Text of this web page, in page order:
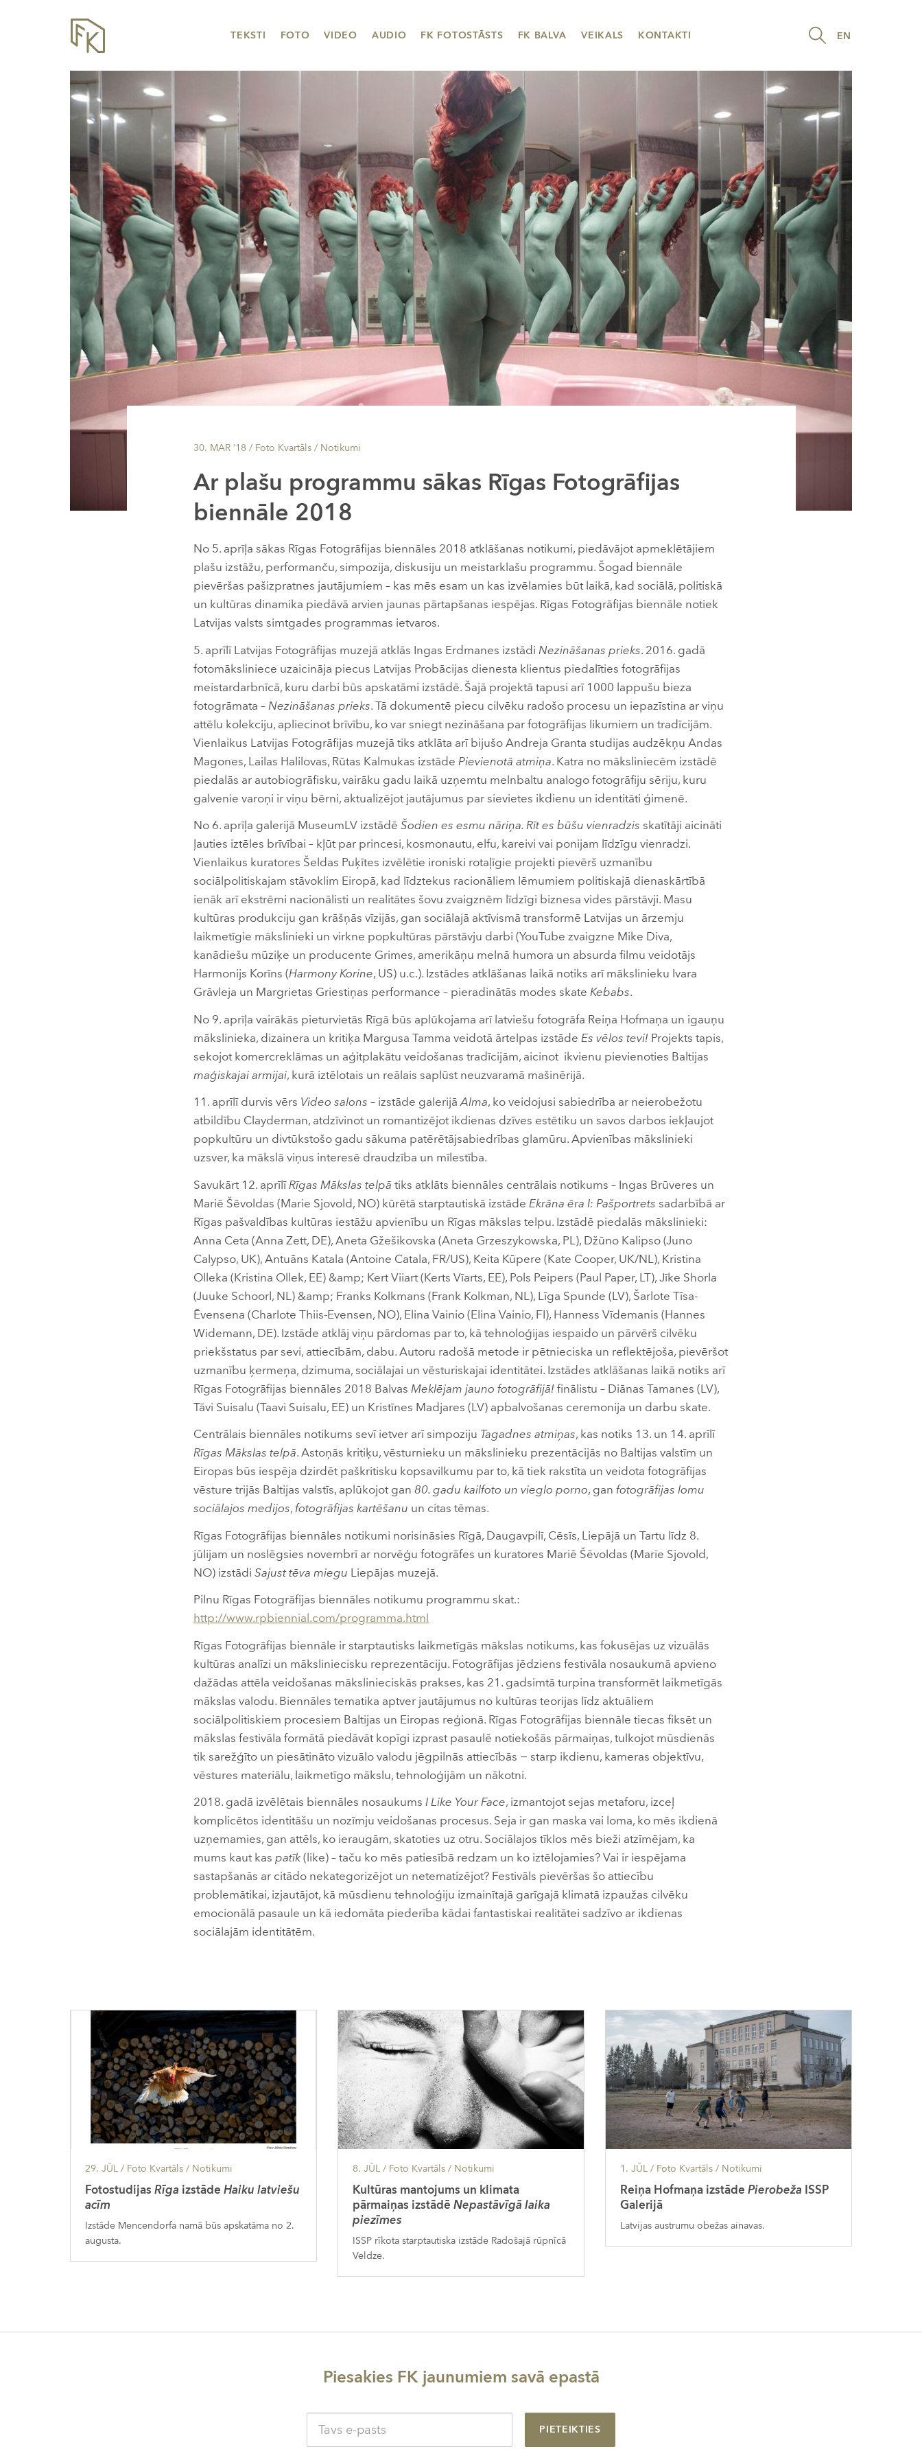
EN
TEKSTI FOTO VIDEO AUDIO FK FOTOSTĀSTS FK BALVA VEIKALS KONTAKTI
30. MAR ’18 / Foto Kvartāls / Notikumi
Ar plašu programmu sākas Rīgas Fotogrāfijas
biennāle 2018
No 5. aprīļa sākas Rīgas Fotogrāfijas biennāles 2018 atklāšanas notikumi, piedāvājot apmeklētājiem
plašu izstāžu, performanču, simpozija, diskusiju un meistarklašu programmu. Šogad biennāle
pievēršas pašizpratnes jautājumiem – kas mēs esam un kas izvēlamies būt laikā, kad sociālā, politiskā
un kultūras dinamika piedāvā arvien jaunas pārtapšanas iespējas. Rīgas Fotogrāfijas biennāle notiek
Latvijas valsts simtgades programmas ietvaros.
5. aprīlī Latvijas Fotogrāfijas muzejā atklās Ingas Erdmanes izstādi Nezināšanas prieks. 2016. gadā
fotomāksliniece uzaicināja piecus Latvijas Probācijas dienesta klientus piedalīties fotogrāfijas
meistardarbnīcā, kuru darbi būs apskatāmi izstādē. Šajā projektā tapusi arī 1000 lappušu bieza
fotogrāmata –Nezināšanas prieks. Tā dokumentē piecu cilvēku radošo procesu un iepazīstina ar viņu
attēlu kolekciju, apliecinot brīvību, ko var sniegt nezināšana par fotogrāfijas likumiem un tradīcijām.
Vienlaikus Latvijas Fotogrāfijas muzejā tiks atklāta arī bijušo Andreja Granta studijas audzēkņu Andas
Magones, Lailas Halilovas, Rūtas Kalmukas izstāde Pievienotā atmiņa. Katra no māksliniecēm izstādē
piedalās ar autobiogrāfisku, vairāku gadu laikā uzņemtu melnbaltu analogo fotogrāfiju sēriju, kuru
galvenie varoņi ir viņu bērni, aktualizējot jautājumus par sievietes ikdienu un identitāti ģimenē.
No 6. aprīļa galerijā MuseumLV izstādē Šodien es esmu nāriņa. Rīt es būšu vienradzis skatītāji aicināti
ļauties iztēles brīvībai – kļūt par princesi, kosmonautu, elfu, kareivi vai ponijam līdzīgu vienradzi.
Vienlaikus kuratores Šeldas Puķītes izvēlētie ironiski rotaļīgie projekti pievērš uzmanību
sociālpolitiskajam stāvoklim Eiropā, kad līdztekus racionāliem lēmumiem politiskajā dienaskārtībā
ienāk arī ekstrēmi nacionālisti un realitātes šovu zvaigznēm līdzīgi biznesa vides pārstāvji. Masu
kultūras produkciju gan krāšņās vīzijās, gan sociālajā aktīvismā transformē Latvijas un ārzemju
laikmetīgie mākslinieki un virkne popkultūras pārstāvju darbi (YouTube zvaigzne Mike Diva,
kanādiešu mūziķe un producente Grimes, amerikāņu melnā humora un absurda filmu veidotājs
Harmonijs Korīns (Harmony Korine, US) u.c.). Izstādes atklāšanas laikā notiks arī mākslinieku Ivara
Grāvleja un Margrietas Griestiņas performance – pieradinātās modes skate Kebabs.
No 9. aprīļa vairākās pieturvietās Rīgā būs aplūkojama arī latviešu fotogrāfa Reiņa Hofmaņa un igauņu
mākslinieka, dizainera un kritiķa Margusa Tamma veidotā ārtelpas izstāde Es vēlos tevi! Projekts tapis,
sekojot komercreklāmas un aģitplakātu veidošanas tradīcijām, aicinot ikvienu pievienoties Baltijas
maģiskajai armijai, kurā iztēlotais un reālais saplūst neuzvaramā mašinērijā.
11. aprīlī durvis vērs Video salons – izstāde galerijāAlma, ko veidojusi sabiedrība ar neierobežotu
atbildību Clayderman, atdzīvinot un romantizējot ikdienas dzīves estētiku un savos darbos iekļaujot
popkultūru un divtūkstošo gadu sākuma patērētājsabiedrības glamūru. Apvienības mākslinieki
uzsver, ka mākslā viņus interesē draudzība un mīlestība.
Savukārt 12. aprīlīRīgas Mākslas telpā tiks atklāts biennāles centrālais notikums – Ingas Brūveres un
Mariē Šēvoldas (Marie Sjovold, NO) kūrētā starptautiskā izstāde Ekrāna ēra I: Pašportrets sadarbībā ar
Rīgas pašvaldības kultūras iestāžu apvienību un Rīgas mākslas telpu. Izstādē piedalās mākslinieki:
Anna Ceta (Anna Zett, DE), Aneta Gžešikovska (Aneta Grzeszykowska, PL), Džūno Kalipso (Juno
Calypso, UK), Antuāns Katala (Antoine Catala, FR/US), Keita Kūpere (Kate Cooper, UK/NL), Kristina
Olleka (Kristina Ollek, EE) &amp; Kert Viiart (Kerts Vīarts, EE), Pols Peipers (Paul Paper, LT), Jīke Shorla
(Juuke Schoorl, NL) &amp; Franks Kolkmans (Frank Kolkman, NL), Līga Spunde (LV), Šarlote Tīsa-
Ēvensena (Charlote Thiis-Evensen, NO), Elina Vainio (Elina Vainio, FI), Hanness Vīdemanis (Hannes
Widemann, DE). Izstāde atklāj viņu pārdomas par to, kā tehnoloģijas iespaido un pārvērš cilvēku
priekšstatus par sevi, attiecībām, dabu. Autoru radošā metode ir pētnieciska un reflektējoša, pievēršot
uzmanību ķermeņa, dzimuma, sociālajai un vēsturiskajai identitātei. Izstādes atklāšanas laikā notiks arī
Rīgas Fotogrāfijas biennāles 2018 Balvas Meklējam jauno fotogrāfijā! finālistu – Diānas Tamanes (LV),
Tāvi Suisalu (Taavi Suisalu, EE) un Kristīnes Madjares (LV) apbalvošanas ceremonija un darbu skate.
Centrālais biennāles notikums sevī ietver arī simpoziju Tagadnes atmiņas, kas notiks 13. un 14. aprīlī
Rīgas Mākslas telpā. Astoņās kritiķu, vēsturnieku un mākslinieku prezentācijās no Baltijas valstīm un
Eiropas būs iespēja dzirdēt paškritisku kopsavilkumu par to, kā tiek rakstīta un veidota fotogrāfijas
vēsture trijās Baltijas valstīs, aplūkojot gan 80. gadu kailfoto un vieglo porno, gan fotogrāfijas lomu
sociālajos medijos,fotogrāfijas kartēšanu un citas tēmas.
Rīgas Fotogrāfijas biennāles notikumi norisināsies Rīgā, Daugavpilī, Cēsīs, Liepājā un Tartu līdz 8.
jūlijam un noslēgsies novembrī ar norvēģu fotogrāfes un kuratores Mariē Šēvoldas (Marie Sjovold,
NO) izstādi Sajust tēva miegu Liepājas muzejā.
Pilnu Rīgas Fotogrāfijas biennāles notikumu programmu skat.:
http://www.rpbiennial.com/programma.html
Rīgas Fotogrāfijas biennāle ir starptautisks laikmetīgās mākslas notikums, kas fokusējas uz vizuālās
kultūras analīzi un māksliniecisku reprezentāciju. Fotogrāfijas jēdziens festivāla nosaukumā apvieno
dažādas attēla veidošanas mākslinieciskās prakses, kas 21. gadsimtā turpina transformēt laikmetīgās
mākslas valodu. Biennāles tematika aptver jautājumus no kultūras teorijas līdz aktuāliem
sociālpolitiskiem procesiem Baltijas un Eiropas reģionā. Rīgas Fotogrāfijas biennāle tiecas fiksēt un
mākslas festivāla formātā piedāvāt kopīgi izprast pasaulē notiekošās pārmaiņas, tulkojot mūsdienās
tik sarežģīto un piesātināto vizuālo valodu jēgpilnās attiecībās − starp ikdienu, kameras objektīvu,
vēstures materiālu, laikmetīgo mākslu, tehnoloģijām un nākotni.
2018. gadā izvēlētais biennāles nosaukums I Like Your Face, izmantojot sejas metaforu, izceļ
komplicētos identitāšu un nozīmju veidošanas procesus. Seja ir gan maska vai loma, ko mēs ikdienā
uzņemamies, gan attēls, ko ieraugām, skatoties uz otru. Sociālajos tīklos mēs bieži atzīmējam, ka
mums kaut kas patīk(like) – taču ko mēs patiesībā redzam un ko iztēlojamies? Vai ir iespējama
sastapšanās ar citādo nekategorizējot un netematizējot? Festivāls pievēršas šo attiecību
problemātikai, izjautājot, kā mūsdienu tehnoloģiju izmainītajā garīgajā klimatā izpaužas cilvēku
emocionālā pasaule un kā iedomāta piederība kādai fantastiskai realitātei sadzīvo ar ikdienas
sociālajām identitātēm.
29. JŪL / Foto Kvartāls / Notikumi
Fotostudijas Rīga izstāde Haiku latviešu
acīm
Izstāde Mencendorfa namā būs apskatāma no 2.
augusta.
8. JŪL/ Foto Kvartāls / Notikumi
Kultūras mantojums un klimata
pārmaiņas izstādē Nepastāvīgā laika
piezīmes
ISSP rīkota starptautiska izstāde Radošajā rūpnīcā
Veldze.
1. JŪL/ Foto Kvartāls / Notikumi
Reiņa Hofmaņa izstāde Pierobeža ISSP
Galerijā
Latvijas austrumu obežas ainavas.
Piesakies FK jaunumiem savā epastā
PIETEIKTIES